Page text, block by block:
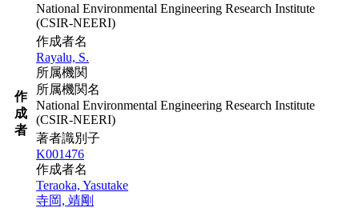
作
成
者
National Environmental Engineering Research Institute
(CSIR-NEERI)
作成者名
Rayalu, S.
所属機関
所属機関名
National Environmental Engineering Research Institute
(CSIR-NEERI)
著者識別子
K001476
作成者名
Teraoka, Yasutake
寺岡, 靖剛